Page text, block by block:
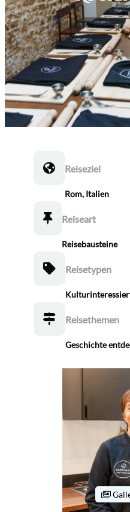
Reiseziel
Rom, Italien
Reiseart
Reisebausteine
Reisetypen
Reisethemen
Geschichte